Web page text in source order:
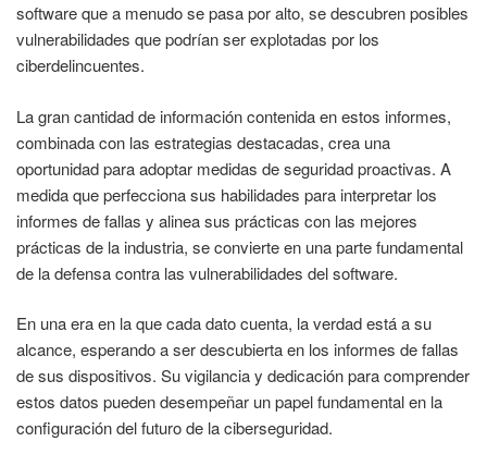
software que a menudo se pasa por alto, se descubren posibles
vulnerabilidades que podrían ser explotadas por los
ciberdelincuentes.
La gran cantidad de información contenida en estos informes,
combinada con las estrategias destacadas, crea una
oportunidad para adoptar medidas de seguridad proactivas. A
medida que perfecciona sus habilidades para interpretar los
informes de fallas y alinea sus prácticas con las mejores
prácticas de la industria, se convierte en una parte fundamental
de la defensa contra las vulnerabilidades del software.
En una era en la que cada dato cuenta, la verdad está a su
alcance, esperando a ser descubierta en los informes de fallas
de sus dispositivos. Su vigilancia y dedicación para comprender
estos datos pueden desempeñar un papel fundamental en la
configuración del futuro de la ciberseguridad.